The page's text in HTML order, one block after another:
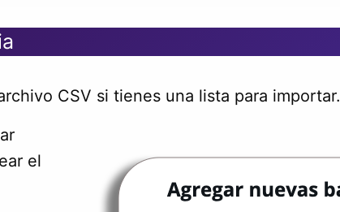
CSV si tienes una lista para importar.
el